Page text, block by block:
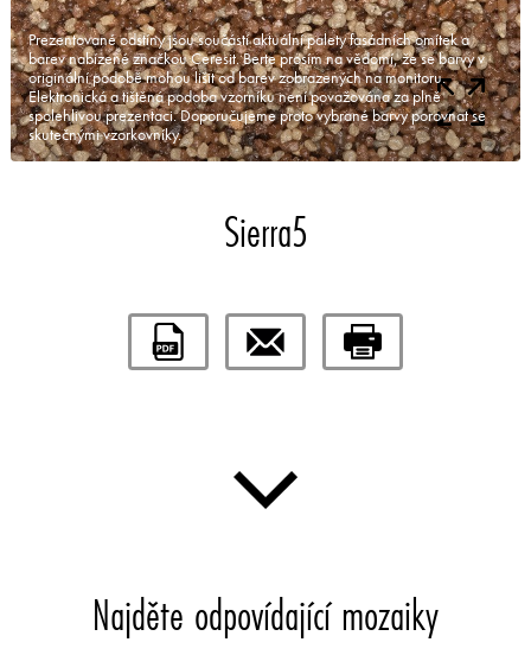
Prezentované odstíny jsou součástí aktuální palety fasádních omítek a
barev nabízené značkou Ceresit. Berte prosím na vědomí, že se barvy v
originální podobě mohou lišit od barev zobrazených na monitoru.
Elektronická a tištěná podoba vzorníku není považována za plně
spolehlivou prezentaci. Doporučujeme proto vybrané barvy porovnat se
skutečnými vzorkovníky.
Sierra5
Najděte odpovídající mozaiky